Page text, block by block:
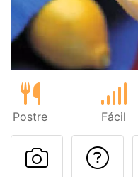
Postre Fácil